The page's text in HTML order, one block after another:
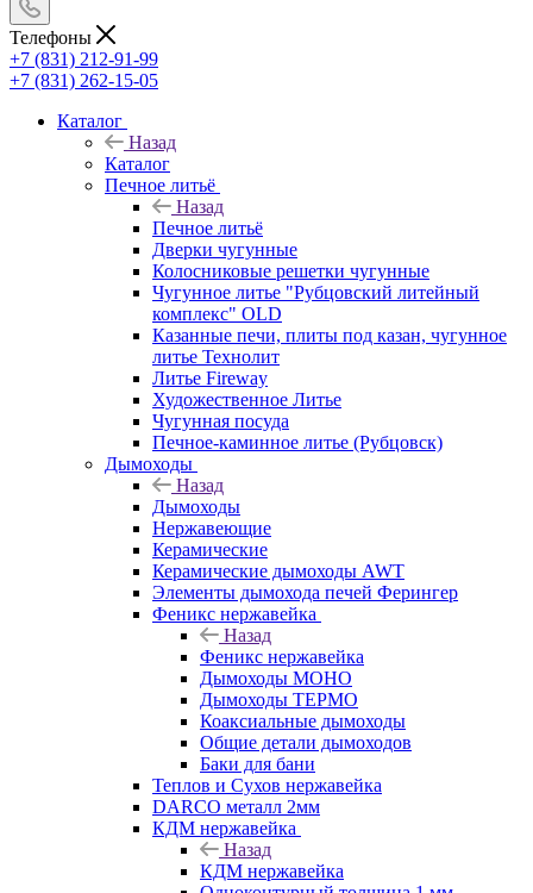
Телефоны
+7 (831) 212-91-99
+7 (831) 262-15-05
Каталог
Назад
Каталог
Печное литьё
Назад
Печное литьё
Дверки чугунные
Колосниковые решетки чугунные
Чугунное литье "Рубцовский литейный
комплекс" OLD
Казанные печи, плиты под казан, чугунное
литье Технолит
Литье Fireway
Художественное Литье
Чугунная посуда
Печное-каминное литье (Рубцовск)
Дымоходы
Назад
Дымоходы
Нержавеющие
Керамические
Керамические дымоходы AWT
Элементы дымохода печей Ферингер
Феникс нержавейка
Назад
Феникс нержавейка
Дымоходы МОНО
Дымоходы ТЕРМО
Коаксиальные дымоходы
Общие детали дымоходов
Баки для бани
Теплов и Сухов нержавейка
DARCO металл 2мм
КДМ нержавейка
Назад
КДМ нержавейка